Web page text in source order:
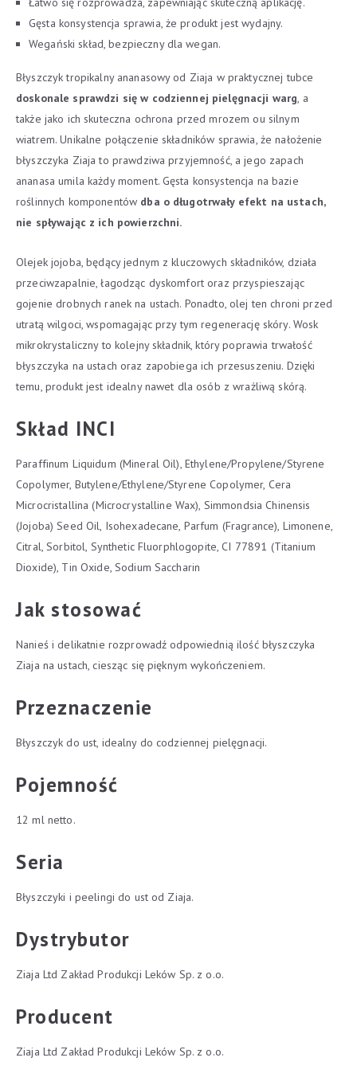
Gęsta konsystencja sprawia, że produkt jest wydajny.
Wegański skład, bezpieczny dla wegan.
Błyszczyk tropikalny ananasowy od Ziaja w praktycznej tubce
doskonale sprawdzi się w codziennej pielęgnacji warg, a
także jako ich skuteczna ochrona przed mrozem ou silnym
wiatrem. Unikalne połączenie składników sprawia, że nałożenie
błyszczyka Ziaja to prawdziwa przyjemność, a jego zapach
ananasa umila każdy moment. Gęsta konsystencja na bazie
roślinnych komponentów dba o długotrwały efekt na ustach,
nie spływając z ich powierzchni.
Olejek jojoba, będący jednym z kluczowych składników, działa
przeciwzapalnie, łagodząc dyskomfort oraz przyspieszając
gojenie drobnych ranek na ustach. Ponadto, olej ten chroni przed
utratą wilgoci, wspomagając przy tym regenerację skóry. Wosk
mikrokrystaliczny to kolejny składnik, który poprawia trwałość
błyszczyka na ustach oraz zapobiega ich przesuszeniu. Dzięki
temu, produkt jest idealny nawet dla osób z wrażliwą skórą.
Skład INCI
Paraffinum Liquidum (Mineral Oil), Ethylene/Propylene/Styrene
Copolymer, Butylene/Ethylene/Styrene Copolymer, Cera
Microcristallina (Microcrystalline Wax), Simmondsia Chinensis
(Jojoba) Seed Oil, Isohexadecane, Parfum (Fragrance), Limonene,
Citral, Sorbitol, Synthetic Fluorphlogopite, CI 77891 (Titanium
Dioxide), Tin Oxide, Sodium Saccharin
Jak stosować
Nanieś i delikatnie rozprowadź odpowiednią ilość błyszczyka
Ziaja na ustach, ciesząc się pięknym wykończeniem.
Przeznaczenie
Błyszczyk do ust, idealny do codziennej pielęgnacji.
Pojemność
12 ml netto.
Seria
Błyszczyki i peelingi do ust od Ziaja.
Dystrybutor
Ziaja Ltd Zakład Produkcji Leków Sp. z o.o.
Producent
Ziaja Ltd Zakład Produkcji Leków Sp. z o.o.